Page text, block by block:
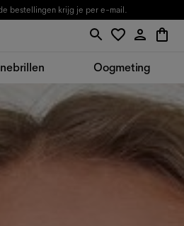
bestellingen krijg je per e-mail.
Oogmeting